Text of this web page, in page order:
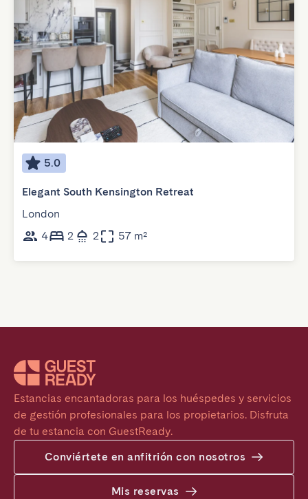
5.0
Elegant South Kensington Retreat
London
4
2 2 57 m²
Estancias encantadoras para los huéspedes y servicios
de gestión profesionales para los propietarios. Disfruta
de tu estancia con GuestReady.
Conviértete en anfitrión con nosotros
Mis reservas